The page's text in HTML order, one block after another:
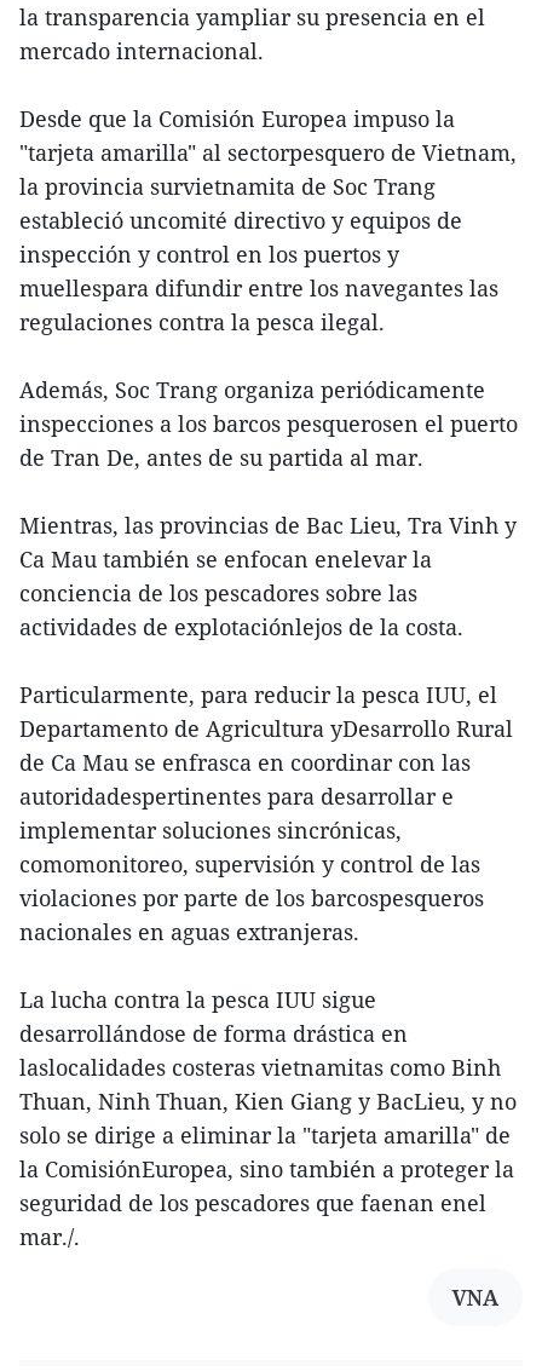
la transparencia yampliar su presencia en el
mercado internacional.
Desde que la Comisión Europea impuso la
"tarjeta amarilla" al sectorpesquero de Vietnam,
la provincia survietnamita de Soc Trang
estableció uncomité directivo y equipos de
inspección y control en los puertos y
muellespara difundir entre los navegantes las
regulaciones contra la pesca ilegal.
Además, Soc Trang organiza periódicamente
inspecciones a los barcos pesquerosen el puerto
de Tran De, antes de su partida al mar.
Mientras, las provincias de Bac Lieu, Tra Vinh y
Ca Mau también se enfocan enelevar la
conciencia de los pescadores sobre las
actividades de explotaciónlejos de la costa.
Particularmente, para reducir la pesca IUU, el
Departamento de Agricultura yDesarrollo Rural
de Ca Mau se enfrasca en coordinar con las
autoridadespertinentes para desarrollar e
implementar soluciones sincrónicas,
comomonitoreo, supervisión y control de las
violaciones por parte de los barcospesqueros
nacionales en aguas extranjeras.
La lucha contra la pesca IUU sigue
desarrollándose de forma drástica en
laslocalidades costeras vietnamitas como Binh
Thuan, Ninh Thuan, Kien Giang y BacLieu, y no
solo se dirige a eliminar la "tarjeta amarilla" de
la ComisiónEuropea, sino también a proteger la
seguridad de los pescadores que faenan enel
mar./.
VNA